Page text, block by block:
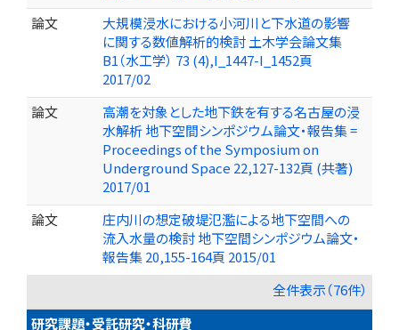
論文
大規模浸水における小河川と下水道の影響
に関する数値解析的検討 土木学会論文集
B1（水工学） 73 (4),I_1447-I_1452頁
2017/02
論文
高潮を対象とした地下鉄を有する名古屋の浸
水解析 地下空間シンポジウム論文・報告集 =
Proceedings of the Symposium on
Underground Space 22,127-132頁 (共著)
2017/01
論文
庄内川の想定破堤氾濫による地下空間への
流入水量の検討 地下空間シンポジウム論文・
報告集 20,155-164頁 2015/01
全件表示（76件）
研究課題・受託研究・科研費